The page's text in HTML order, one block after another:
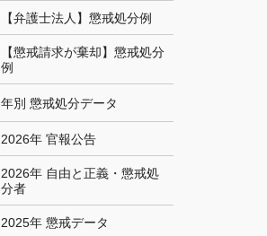
【弁護士法人】懲戒処分例
【懲戒請求が棄却】懲戒処分
例
年別 懲戒処分データ
2026年 官報公告
2026年 自由と正義・懲戒処
分者
2025年 懲戒データ